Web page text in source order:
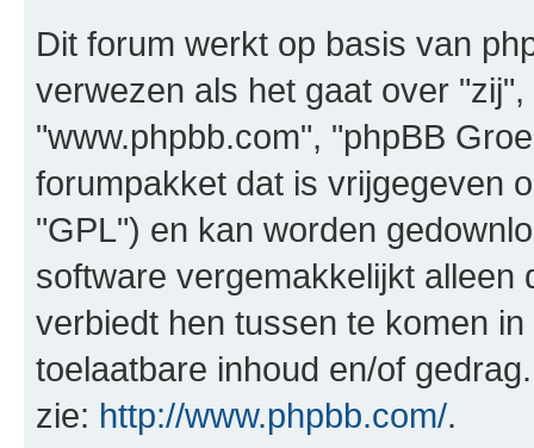
Dit forum werkt op basis van
verwezen als het gaat over
"www.phpbb.com", "phpBB
forumpakket dat is vrijgegeven
"GPL") en kan worden
software vergemakkelijkt alleen
verbiedt hen tussen te komen
toelaatbare inhoud en/of
zie: http://www.phpbb.com/.